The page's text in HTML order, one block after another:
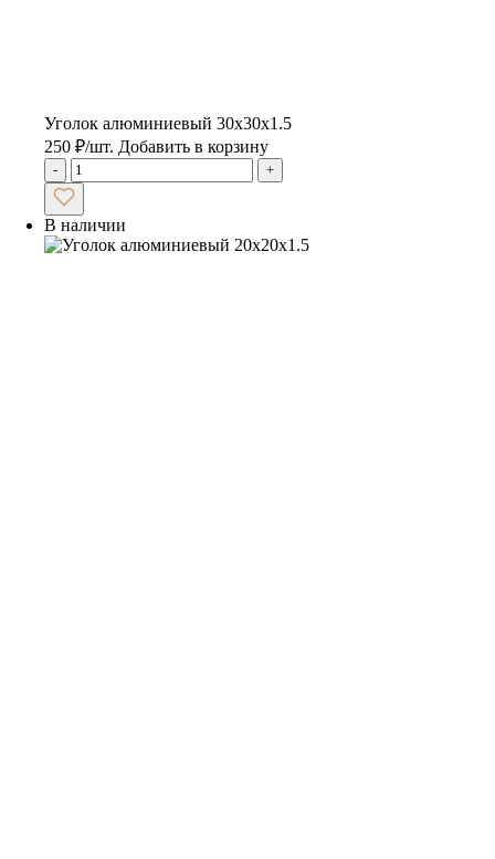
Уголок алюминиевый 30х30х1.5
250 ₽/шт. Добавить в корзину
- +
В наличии